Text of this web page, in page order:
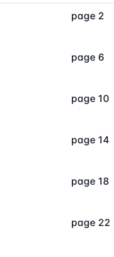
page 2
page 6
page 10
page 14
page 18
page 22